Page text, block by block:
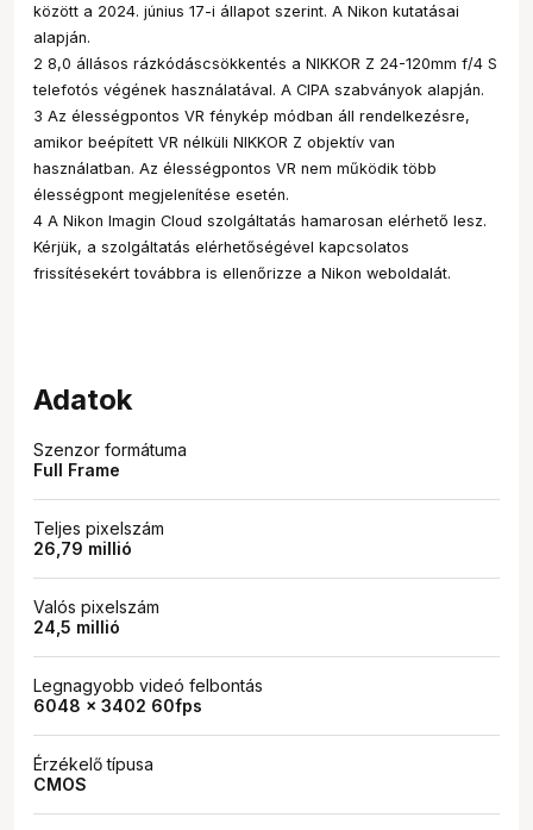
között a 2024. június 17-i állapot szerint. A Nikon kutatásai
alapján.
2 8,0 állásos rázkódáscsökkentés a NIKKOR Z 24-120mm f/4 S
telefotós végének használatával. A CIPA szabványok alapján.
3 Az élességpontos VR fénykép módban áll rendelkezésre,
amikor beépített VR nélküli NIKKOR Z objektív van
használatban. Az élességpontos VR nem működik több
élességpont megjelenítése esetén.
4 A Nikon Imagin Cloud szolgáltatás hamarosan elérhető lesz.
Kérjük, a szolgáltatás elérhetőségével kapcsolatos
frissítésekért továbbra is ellenőrizze a Nikon weboldalát.
Adatok
Szenzor formátuma
Full Frame
Teljes pixelszám
26,79 millió
Valós pixelszám
24,5 millió
Legnagyobb videó felbontás
6048 x 3402 60fps
Érzékelő típusa
CMOS